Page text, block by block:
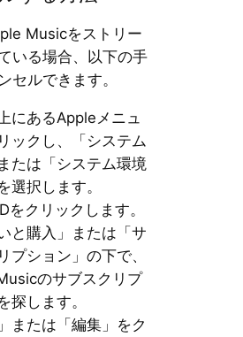
Musicをストリー
いる場合、以下の手
セルできます。
にあるAppleメニュ
ックし、「システム
たは「システム環境
選択します。
をクリックします。
と購入」または「サ
プション」の下で、
のサブスクリプ
探します。
または「編集」をク